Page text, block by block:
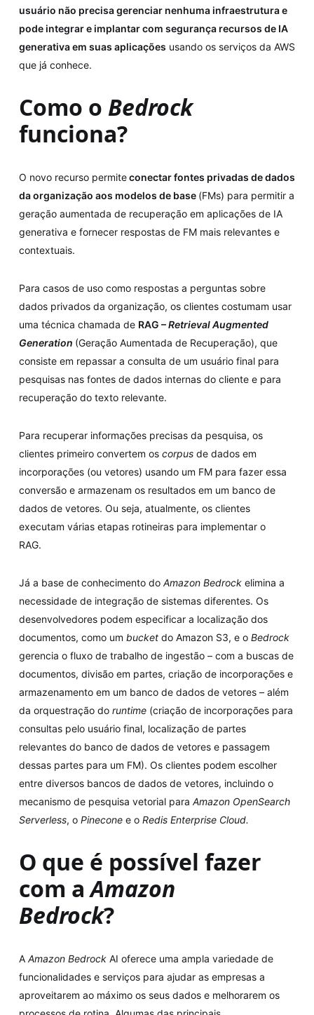
usuário não precisa gerenciar nenhuma infraestrutura e
pode integrar e implantar com segurança recursos de IA
generativa em suas aplicações usando os serviços da AWS
que já conhece.
Como o Bedrock
funciona?
O novo recurso permiteconectar fontes privadas de dados
da organização aos modelos de base (FMs) para permitir a
geração aumentada de recuperação em aplicações de IA
generativa e fornecer respostas de FM mais relevantes e
contextuais.
Para casos de uso como respostas a perguntas sobre
dados privados da organização, os clientes costumam usar
uma técnica chamada de RAG –Retrieval Augmented
Generation (Geração Aumentada de Recuperação), que
consiste em repassar a consulta de um usuário final para
pesquisas nas fontes de dados internas do cliente e para
recuperação do texto relevante.
Para recuperar informações precisas da pesquisa, os
clientes primeiro convertem os corpusde dados em
incorporações (ou vetores) usando um FM para fazer essa
conversão e armazenam os resultados em um banco de
dados de vetores. Ou seja, atualmente, os clientes
executam várias etapas rotineiras para implementar o
RAG.
Já a base de conhecimento do Amazon Bedrockelimina a
necessidade de integração de sistemas diferentes. Os
desenvolvedores podem especificar a localização dos
documentos, como um bucketdo Amazon S3, e o Bedrock
gerencia o fluxo de trabalho de ingestão – com a buscas de
documentos, divisão em partes, criação de incorporações e
armazenamento em um banco de dados de vetores – além
da orquestração do runtime(criação de incorporações para
consultas pelo usuário final, localização de partes
relevantes do banco de dados de vetores e passagem
dessas partes para um FM). Os clientes podem escolher
entre diversos bancos de dados de vetores, incluindo o
mecanismo de pesquisa vetorial para Amazon OpenSearch
Serverless, o Pineconee o Redis Enterprise Cloud.
O que é possível fazer
com aAmazon
Bedrock?
A Amazon BedrockAI oferece uma ampla variedade de
funcionalidades e serviços para ajudar as empresas a
aproveitarem ao máximo os seus dados e melhorarem os